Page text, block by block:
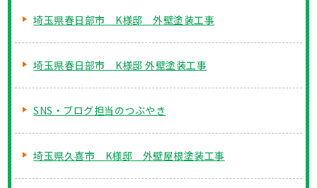
埼玉県春日部市 K様邸 外壁塗装工事
埼玉県春日部市 K様邸 外壁塗装工事
SNS・ブログ担当のつぶやき
埼玉県久喜市 K様邸 外壁屋根塗装工事